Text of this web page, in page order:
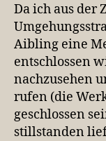
Da ich aus der
Aibling eine
entschlossen
nachzusehen
rufen (die
geschlossen
stillstanden